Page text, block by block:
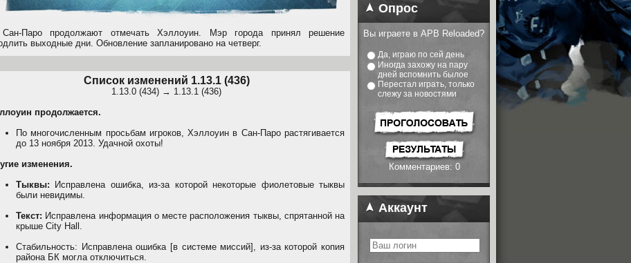
Паро продолжают отмечать Хэллоуин. Мэр города принял решение
выходные дни. Обновление запланировано на четверг.
Список изменений 1.13.1 (436)
1.13.0 (434) → 1.13.1 (436)
продолжается.
По многочисленным просьбам игроков, Хэллоуин в Сан-Паро растягивается
до 13 ноября 2013. Удачной охоты!
изменения.
Тыквы: Исправлена ошибка, из-за которой некоторые фиолетовые тыквы
были невидимы.
Текст: Исправлена информация о месте расположения тыквы, спрятанной на
крыше City Hall.
Стабильность: Исправлена ошибка [в системе миссий], из-за которой копия
района БК могла отключиться.
Опрос
Вы играете в APB Reloaded?
Да, играю по сей день
Иногда захожу на пару
дней вспомнить былое
Перестал играть, только
слежу за новостями
Комментариев: 0
Аккаунт